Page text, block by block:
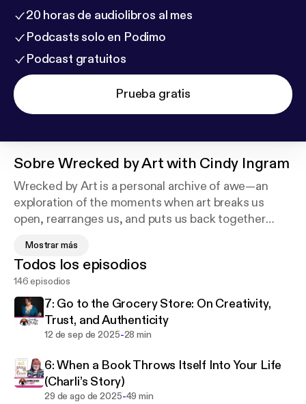
20 horas de audiolibros al mes
Podcasts solo en Podimo
Podcast gratuitos
Prueba gratis
SobreWrecked by Art with Cindy Ingram
Wrecked by Art is a personal archive of awe—an
exploration of the moments when art breaks us
open, rearranges us, and puts us back together
Ingram, each episode dives into the works that have
left her breathless: paintings, songs, films, poems,
performances, and those unnameable flashes of
beauty and truth that make your chest ache in the
best way. Come for the stories, stay for the holy
gasp. cindyingram.substack.com
Mostrar más
Todos los episodios
146 episodios
7: Go to the Grocery Store: On Creativity,
Trust, and Authenticity
12 de sep de 2025-28 min
6: When a Book Throws Itself Into Your Life
(Charli’s Story)
29 de ago de 2025-49 min